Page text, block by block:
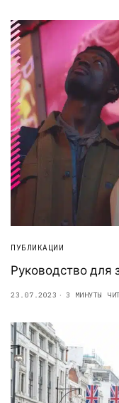
ПУБЛИКАЦИИ
Руководство для
23.07.2023 3 МИНУТЫ